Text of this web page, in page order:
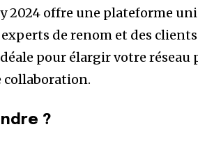
2024 offre une plateforme
de renom et des
idéale pour élargir votre
?